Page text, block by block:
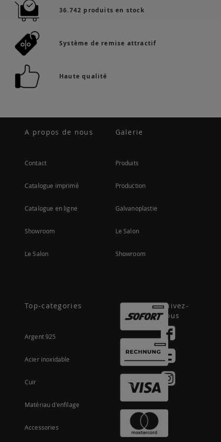
36.742 produits en stock
Système de remise attractif
Haute qualité
A propos de nous
Contact
Catalogue imprimé
Catalogue en ligne
Showroom
Le Salon
Galerie
Produits
Production
Galvanoplastie
Le Salon
Showroom
Top-categories
Argent 925
Acier inoxidable
Cuir
Matériau d'enfilage
Accessories
Suivez-
nous